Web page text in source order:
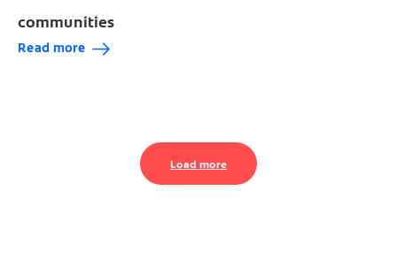
B
Ai
communities
Read more
Load more